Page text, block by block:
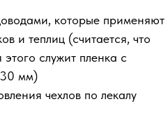
которые применяют
и теплиц (считается, что
служит пленка с
30 мм)
чехлов по лекалу